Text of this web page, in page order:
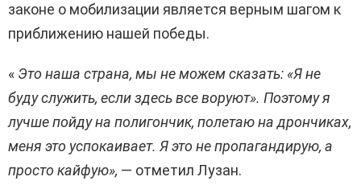
законе о мобилизации является верным шагом к
приближению нашей победы.
« Это наша страна, мы не можем сказать: «Я не
буду служить, если здесь все воруют». Поэтому я
лучше пойду на полигончик, полетаю на дрончиках,
меня это успокаивает. Я это не пропагандирую, а
просто кайфую», — отметил Лузан.